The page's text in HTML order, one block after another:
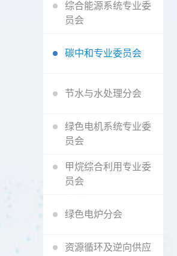
综合能源系统专业委
员会
碳中和专业委员会
节水与水处理分会
绿色电机系统专业委
员会
甲烷综合利用专业委
员会
绿色电炉分会
资源循环及逆向供应